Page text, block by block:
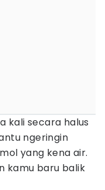
kali secara halus
ngeringin
yang kena air.
kamu baru balik